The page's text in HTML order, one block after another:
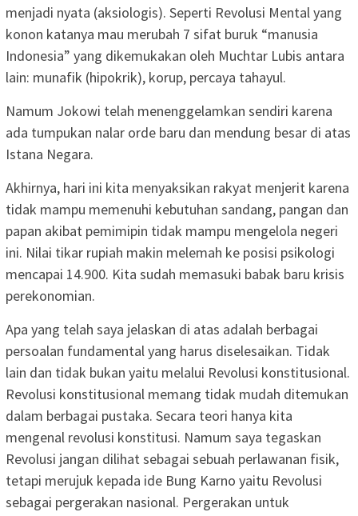
menjadi nyata (aksiologis). Seperti Revolusi Mental yang
konon katanya mau merubah 7 sifat buruk “manusia
Indonesia” yang dikemukakan oleh Muchtar Lubis antara
lain: munafik (hipokrik), korup, percaya tahayul.
Namum Jokowi telah menenggelamkan sendiri karena
ada tumpukan nalar orde baru dan mendung besar di atas
Istana Negara.
Akhirnya, hari ini kita menyaksikan rakyat menjerit karena
tidak mampu memenuhi kebutuhan sandang, pangan dan
papan akibat pemimipin tidak mampu mengelola negeri
ini. Nilai tikar rupiah makin melemah ke posisi psikologi
mencapai 14.900. Kita sudah memasuki babak baru krisis
perekonomian.
Apa yang telah saya jelaskan di atas adalah berbagai
persoalan fundamental yang harus diselesaikan. Tidak
lain dan tidak bukan yaitu melalui Revolusi konstitusional.
Revolusi konstitusional memang tidak mudah ditemukan
dalam berbagai pustaka. Secara teori hanya kita
mengenal revolusi konstitusi. Namum saya tegaskan
Revolusi jangan dilihat sebagai sebuah perlawanan fisik,
tetapi merujuk kepada ide Bung Karno yaitu Revolusi
sebagai pergerakan nasional. Pergerakan untuk